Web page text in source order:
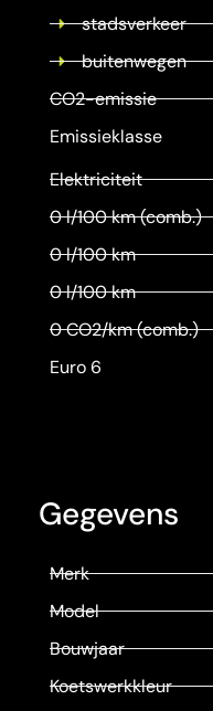
stadsverkeer
buitenwegen
CO2-emissie
Emissieklasse
Elektriciteit
0 l/100 km (comb.)
0 l/100 km
0 l/100 km
0 CO2/km (comb.)
Euro 6
Gegevens
Merk
Model
Bouwjaar
Koetswerkkleur